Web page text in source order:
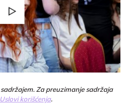
Play
Video
Za preuzimanje sadržaja
Uslovi korišćenja.